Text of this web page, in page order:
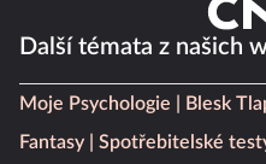
Další témata z našich
Moje Psychologie Blesk
Fantasy
Spotřebitelské